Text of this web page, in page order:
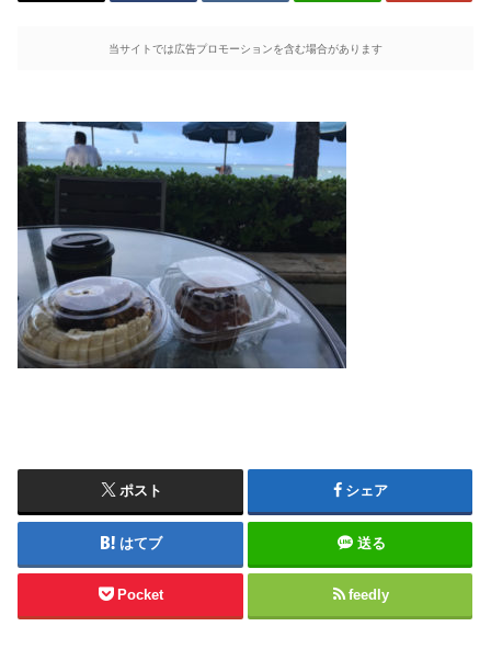
当サイトでは広告プロモーションを含む場合があります
ポスト シェア
はてブ 送る
Pocket feedly